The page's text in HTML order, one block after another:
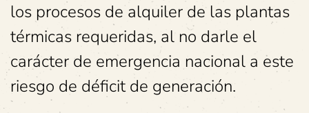
los procesos de alquiler de las plantas
térmicas requeridas, al no darle el
carácter de emergencia nacional a este
riesgo de déficit de generación.